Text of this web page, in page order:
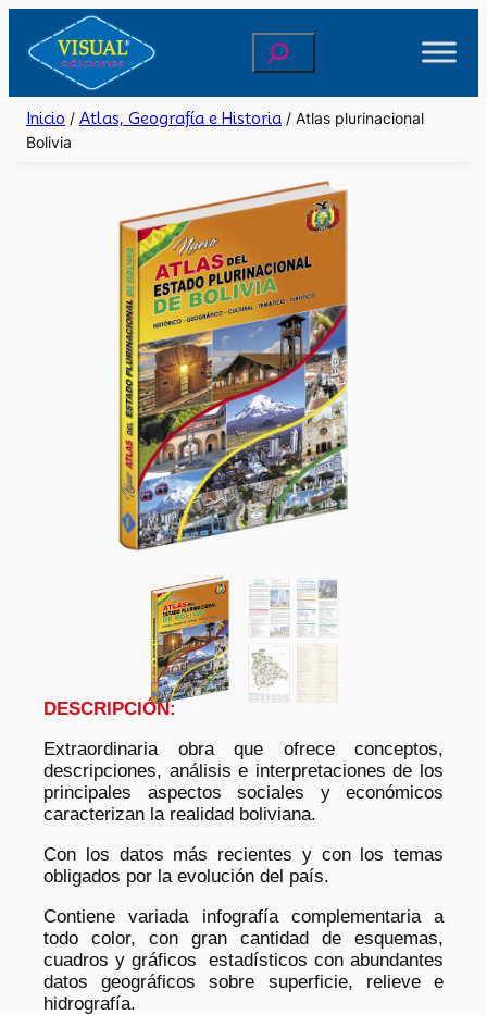
contenido
Buscar
Inicio / Atlas, Geografía e Historia / Atlas plurinacional
Bolivia
DESCRIPCIÓN:
Extraordinaria obra que ofrece conceptos,
descripciones, análisis e interpretaciones de los
principales aspectos sociales y económicos
caracterizan la realidad boliviana.
Con los datos más recientes y con los temas
obligados por la evolución del país.
Contiene variada infografía complementaria a
todo color, con gran cantidad de esquemas,
cuadros y gráficos estadísticos con abundantes
datos geográficos sobre superficie, relieve e
hidrografía.